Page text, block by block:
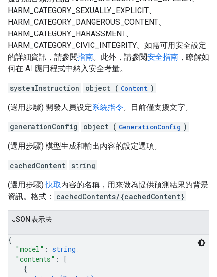
HARM_CATEGORY_SEXUALLY_EXPLICIT、
HARM_CATEGORY_DANGEROUS_CONTENT、
HARM_CATEGORY_HARASSMENT、
HARM_CATEGORY_CIVIC_INTEGRITY。如需可用安全設定
的詳細資訊，請參閱指南。此外，請參閱安全指南 ，瞭解如
何在 AI 應用程式中納入安全考量。
systemInstruction object ( Content )
(選用步驟) 開發人員設定系統指令。目前僅支援文字。
generationConfig object ( GenerationConfig )
(選用步驟) 模型生成和輸出內容的設定選項。
cachedContent string
(選用步驟)快取內容的名稱，用來做為提供預測結果的背景
資訊。格式：
cachedContents/{cachedContent}
JSON 表示法
{
"model" : string,
"contents" :
[
{